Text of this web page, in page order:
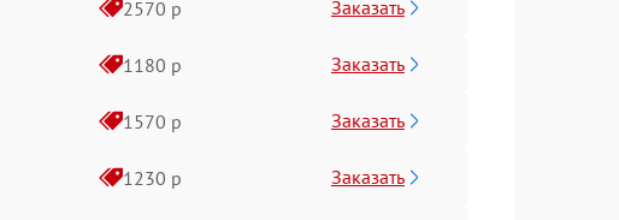
2570 р Заказать
1180 р Заказать
1570 р Заказать
1230 р Заказать